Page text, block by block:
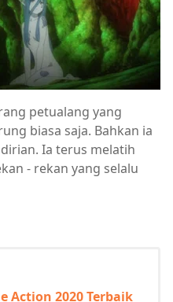
petualang yang
biasa saja. Bahkan ia
Ia terus melatih
- rekan yang selalu
Action 2020 Terbaik